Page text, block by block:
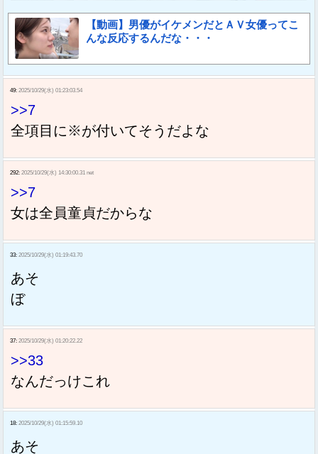
【動画】男優がイケメンだとＡＶ女優ってこ
んな反応するんだな・・・
49: 2025/10/29(水) 01:23:03.54
>>7
全項目に※が付いてそうだよな
292: 2025/10/29(水) 14:30:00.31 net
>>7
女は全員童貞だからな
33: 2025/10/29(水) 01:19:43.70
あそ
ぼ
37: 2025/10/29(水) 01:20:22.22
>>33
なんだっけこれ
18: 2025/10/29(水) 01:15:59.10
あそ